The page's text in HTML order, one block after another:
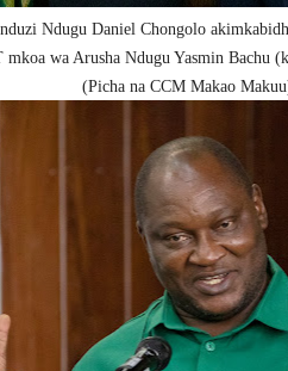
Ndugu Daniel Chongolo
wa Arusha Ndugu Yasmin Bachu
(Picha na CCM Makao